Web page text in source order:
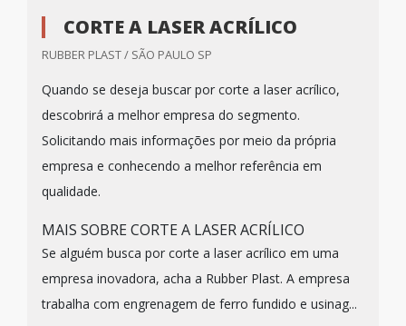
CORTE A LASER ACRÍLICO
RUBBER PLAST / SÃO PAULO SP
Quando se deseja buscar por corte a laser acrílico,
descobrirá a melhor empresa do segmento.
Solicitando mais informações por meio da própria
empresa e conhecendo a melhor referência em
qualidade.
MAIS SOBRE CORTE A LASER ACRÍLICO
Se alguém busca por corte a laser acrílico em uma
empresa inovadora, acha a Rubber Plast. A empresa
trabalha com engrenagem de ferro fundido e usinag...